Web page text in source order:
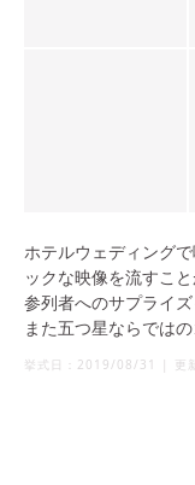
ホテルウェディング
ックな映像を流すこ
参列者へのサプライ
また五つ星ならでは
挙式日： 2019/08/31 | 更